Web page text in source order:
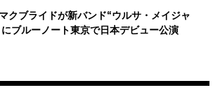
クブライドが新バンド“ウルサ・メイジャ
ブルーノート東京で日本デビュー公演